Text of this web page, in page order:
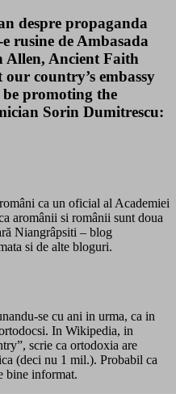
despre propaganda
rusine de Ambasada
Allen, Ancient Faith
country’s embassy
promoting the
Sorin Dumitrescu:
ca un oficial al Academiei
aromânii si românii sunt doua
Niangrâpsiti – blog
si de alte bloguri.
se cu ani in urma, ca in
In Wikipedia, in
scrie ca ortodoxia are
(deci nu 1 mil.). Probabil ca
bine informat.